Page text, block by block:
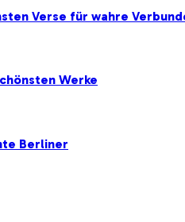
Verse für wahre
Werke
Berliner